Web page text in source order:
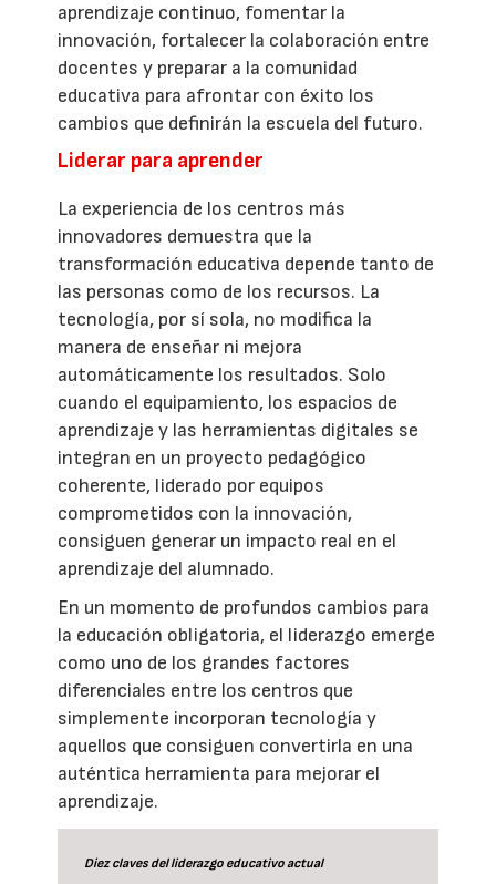
aprendizaje continuo, fomentar la
innovación, fortalecer la colaboración entre
docentes y preparar a la comunidad
educativa para afrontar con éxito los
cambios que definirán la escuela del futuro.
Liderar para aprender
La experiencia de los centros más
innovadores demuestra que la
transformación educativa depende tanto de
las personas como de los recursos. La
tecnología, por sí sola, no modifica la
manera de enseñar ni mejora
automáticamente los resultados. Solo
cuando el equipamiento, los espacios de
aprendizaje y las herramientas digitales se
integran en un proyecto pedagógico
coherente, liderado por equipos
comprometidos con la innovación,
consiguen generar un impacto real en el
aprendizaje del alumnado.
En un momento de profundos cambios para
la educación obligatoria, el liderazgo emerge
como uno de los grandes factores
diferenciales entre los centros que
simplemente incorporan tecnología y
aquellos que consiguen convertirla en una
auténtica herramienta para mejorar el
aprendizaje.
Diez claves del liderazgo educativo actual